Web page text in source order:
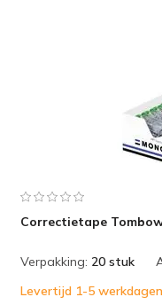
Correctietape
Verpakking: 20 stuk
Levertijd 1-5 werkdagen